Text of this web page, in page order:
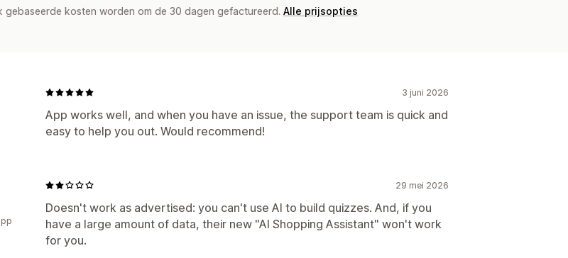
kosten worden om de 30 dagen gefactureerd. Alle prijsopties
3 juni 2026
App works well, and when you have an issue, the support team is quick and
easy to help you out. Would recommend!
29 mei 2026
Doesn't work as advertised: you can't use AI to build quizzes. And, if you
have a large amount of data, their new "AI Shopping Assistant" won't work
for you.